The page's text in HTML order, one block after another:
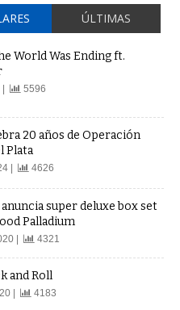
ÚLTIMAS
World Was Ending ft.
5596
20 años de Operación
Plata
| 4626
anuncia super deluxe box set
Palladium
| 4321
and Roll
| 4183